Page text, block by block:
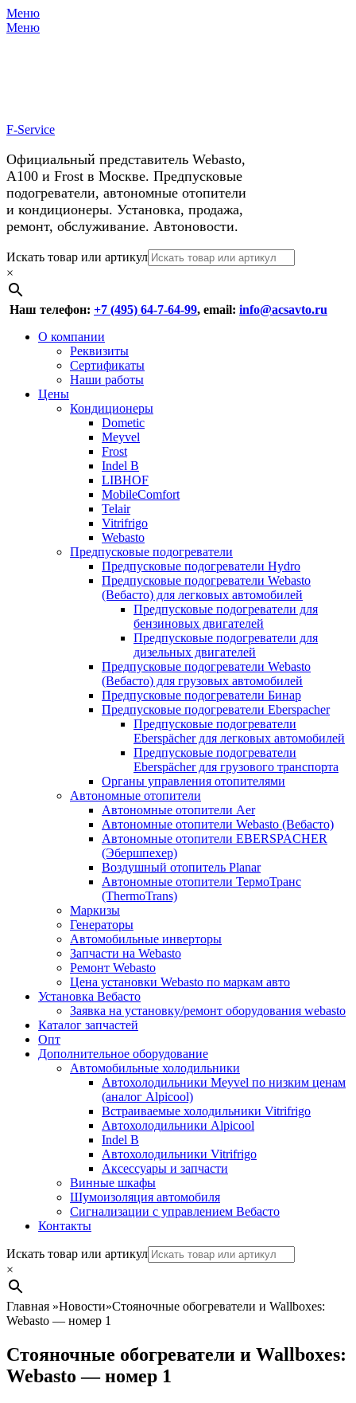
Меню
Меню
F-Service
Официальный представитель Webasto,
А100 и Frost в Москве. Предпусковые
подогреватели, автономные отопители
и кондиционеры. Установка, продажа,
ремонт, обслуживание. Автоновости.
Header
Right
Menu
Перейти
к
содержимому
Искать товар или артикул
×
Наш телефон: +7 (495) 64-7-64-99, email: info@acsavto.ru
Основное
Перейти
содержимому
О компании
Реквизиты
Сертификаты
Наши работы
Цены
Кондиционеры
Dometic
Meyvel
Frost
Indel B
LIBHOF
MobileComfort
Telair
Vitrifrigo
Webasto
Предпусковые подогреватели
Предпусковые подогреватели Hydro
Предпусковые подогреватели Webasto
(Вебасто) для легковых автомобилей
Предпусковые подогреватели для
бензиновых двигателей
Предпусковые подогреватели для
дизельных двигателей
Предпусковые подогреватели Webasto
(Вебасто) для грузовых автомобилей
Предпусковые подогреватели Бинар
Предпусковые подогреватели Eberspacher
Предпусковые подогреватели
Eberspächer для легковых автомобилей
Предпусковые подогреватели
Eberspächer для грузового транспорта
Органы управления отопителями
Автономные отопители
Автономные отопители Аer
Автономные отопители Webasto (Вебасто)
Автономные отопители EBERSPACHER
(Эбершпехер)
Воздушный отопитель Planar
Автономные отопители ТермоТранс
(ThermoTrans)
Маркизы
Генераторы
Автомобильные инверторы
Запчасти на Webasto
Ремонт Webasto
Цена установки Webasto по маркам авто
Установка Вебасто
Заявка на установку/ремонт оборудования webasto
Каталог запчастей
Опт
Дополнительное оборудование
Автомобильные холодильники
Автохолодильники Meyvel по низким ценам
(аналог Alpicool)
Встраиваемые холодильники Vitrifrigo
Автохолодильники Alpicool
Indel B
Автохолодильники Vitrifrigo
Аксессуары и запчасти
Винные шкафы
Шумоизоляция автомобиля
Сигнализации с управлением Вебасто
Контакты
Search
Искать товар или артикул
×
Главная »Новости»Стояночные обогреватели и Wallboxes:
Webasto — номер 1
Стояночные обогреватели и Wallboxes:
Webasto — номер 1
У нас космические скидки на